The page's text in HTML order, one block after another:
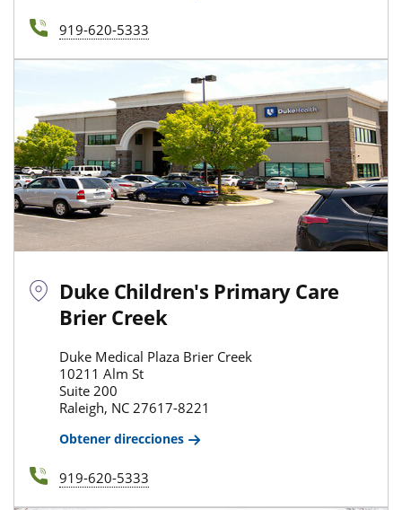
919-620-5333
Duke Children's Primary Care
Brier Creek
Duke Medical Plaza Brier Creek
10211 Alm St
Suite 200
Raleigh, NC 27617-8221
Obtener direcciones
919-620-5333